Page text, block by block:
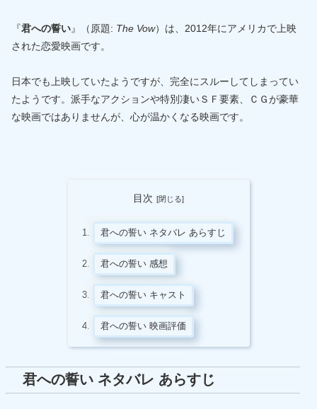
『君への誓い』（原題: The Vow）は、2012年にアメリカで上映
された恋愛映画です。
日本でも上映していたようですが、完全にスルーしてしまってい
たようです。派手なアクションや特別凄いＳＦ要素、ＣＧが豪華
な映画ではありませんが、心が温かくなる映画です。
目次
君への誓い ネタバレ あらすじ
君への誓い 感想
君への誓い キャスト
君への誓い 映画評価
君への誓い ネタバレ あらすじ